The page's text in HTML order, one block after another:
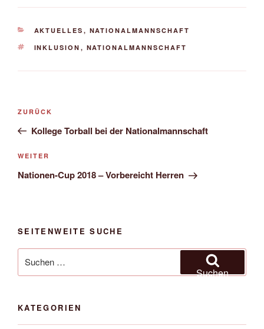
KATEGORIEN
AKTUELLES , NATIONALMANNSCHAFT
SCHLAGWÖRTER
INKLUSION , NATIONALMANNSCHAFT
Beitragsnavigation
Vorheriger
Beitrag
ZURÜCK
Kollege Torball bei der Nationalmannschaft
Nächster
Beitrag
WEITER
Nationen-Cup 2018 – Vorbereicht Herren
SEITENWEITE SUCHE
nach:
Suchen
KATEGORIEN